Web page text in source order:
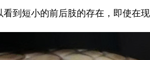
到短小的前后肢的存在，即使在